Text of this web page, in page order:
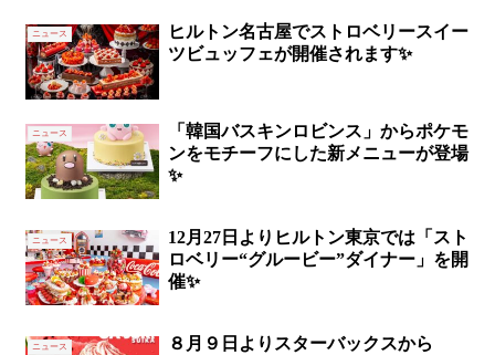
ニュース
ヒルトン名古屋でストロベリースイー
ツビュッフェが開催されます✨
ニュース
「韓国バスキンロビンス」からポケモ
ンをモチーフにした新メニューが登場
✨
ニュース
12月27日よりヒルトン東京では「スト
ロベリー“グルービー”ダイナー」を開
催✨
ニュース
８月９日よりスターバックスから